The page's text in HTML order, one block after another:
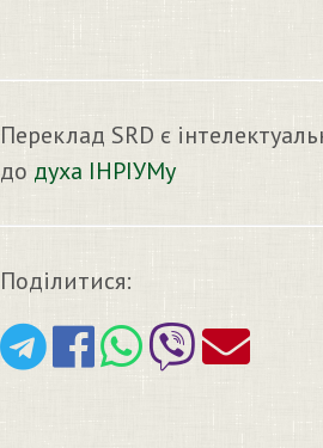
Переклад SRD є
до духа ІНРІУМу
Поділитися: